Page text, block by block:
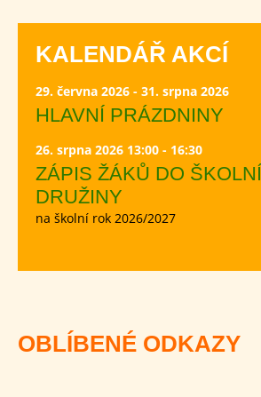
KALENDÁŘ AKCÍ
29. června 2026 - 31. srpna 2026
HLAVNÍ PRÁZDNINY
26. srpna 2026 13:00 - 16:30
ZÁPIS ŽÁKŮ DO ŠKOLNÍ
DRUŽINY
na školní rok 2026/2027
OBLÍBENÉ ODKAZY